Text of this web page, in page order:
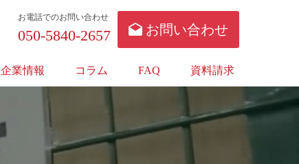
お電話でのお問い合わせ
050-5840-2657 お問い合わせ
企業情報 コラム FAQ 資料請求